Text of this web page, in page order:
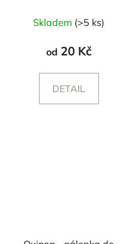
Skladem (>5 ks)
od 20 Kč
DETAIL